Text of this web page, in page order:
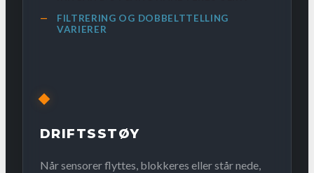
FILTRERING OG DOBBELTTELLING
VARIERER
DRIFTSSTØY
Når sensorer flyttes, blokkeres eller står nede,